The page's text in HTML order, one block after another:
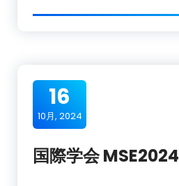
16
10月, 2024
国際学会 MSE2024